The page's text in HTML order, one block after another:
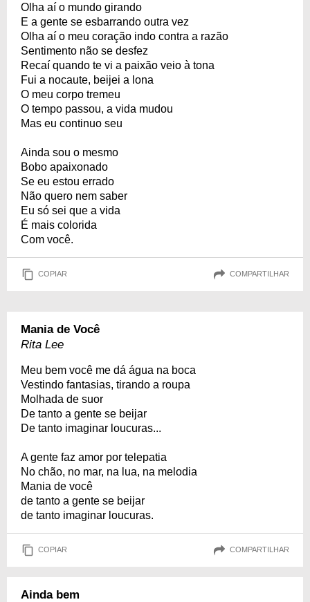
Olha aí o mundo girando
E a gente se esbarrando outra vez
Olha aí o meu coração indo contra a razão
Sentimento não se desfez
Recaí quando te vi a paixão veio à tona
Fui a nocaute, beijei a lona
O meu corpo tremeu
O tempo passou, a vida mudou
Mas eu continuo seu
Ainda sou o mesmo
Bobo apaixonado
Se eu estou errado
Não quero nem saber
Eu só sei que a vida
É mais colorida
Com você.
COPIAR COMPARTILHAR
Mania de Você
Rita Lee
Meu bem você me dá água na boca
Vestindo fantasias, tirando a roupa
Molhada de suor
De tanto a gente se beijar
De tanto imaginar loucuras...
A gente faz amor por telepatia
No chão, no mar, na lua, na melodia
Mania de você
de tanto a gente se beijar
de tanto imaginar loucuras.
COPIAR COMPARTILHAR
Ainda bem